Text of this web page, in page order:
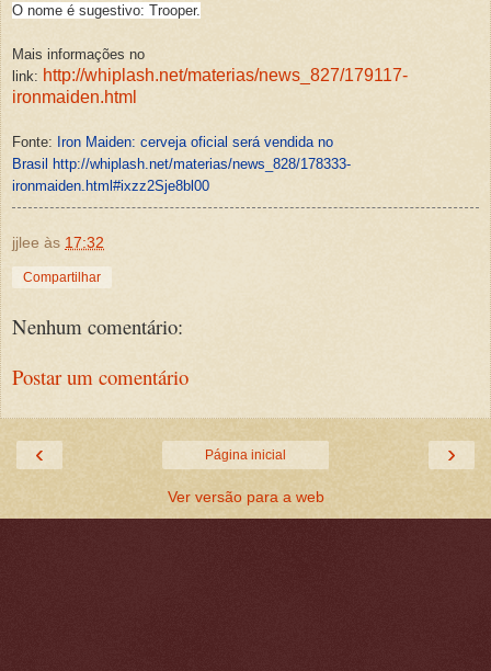
O nome é sugestivo: Trooper.
Mais informações no
link: http://whiplash.net/materias/news_827/179117-
ironmaiden.html
Fonte: Iron Maiden: cerveja oficial será vendida no
Brasil
http://whiplash.net/materias/news_828/178333-
ironmaiden.html#ixzz2Sje8bl00
jjlee às 17:32
Compartilhar
Nenhum comentário:
Postar um comentário
‹ ›
Página inicial
Ver versão para a web